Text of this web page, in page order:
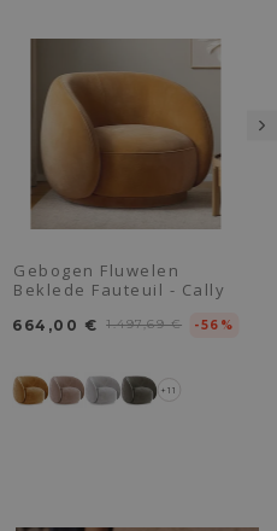
Gebogen Fluwelen
Beklede Fauteuil - Cally
664,00 € 1.497,69 € -56%
+11